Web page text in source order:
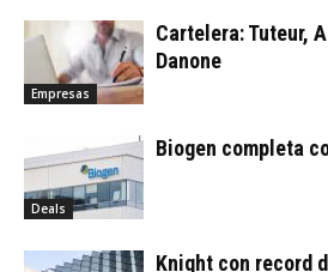
Empresas
Cartelera: Tuteur,
Danone
Deals
Biogen completa
Knight con record